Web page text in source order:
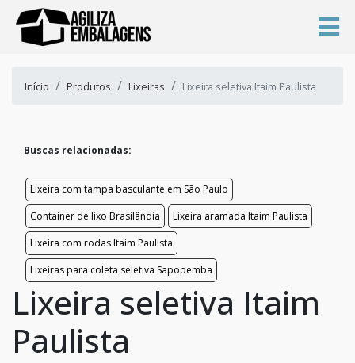
Início Produtos Lixeiras Lixeira seletiva Itaim Paulista
Buscas relacionadas:
Lixeira com tampa basculante em São Paulo
Container de lixo Brasilândia
Lixeira aramada Itaim Paulista
Lixeira com rodas Itaim Paulista
Lixeiras para coleta seletiva Sapopemba
Lixeira seletiva Itaim
Paulista